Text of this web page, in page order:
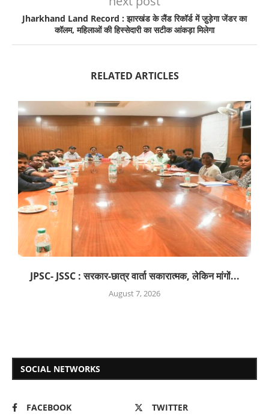
Jharkhand Land Record : झारखंड के लैंड रिकॉर्ड में जु़ड़ेगा जेंडर का
कॉलम, महिलाओं की हिस्सेदारी का सटीक आंकड़ा मिलेगा
RELATED ARTICLES
JPSC- JSSC : सरकार-छात्र वार्ता सकारात्मक, लेकिन मांगों...
August 7, 2026
SOCIAL NETWORKS
FACEBOOK TWITTER